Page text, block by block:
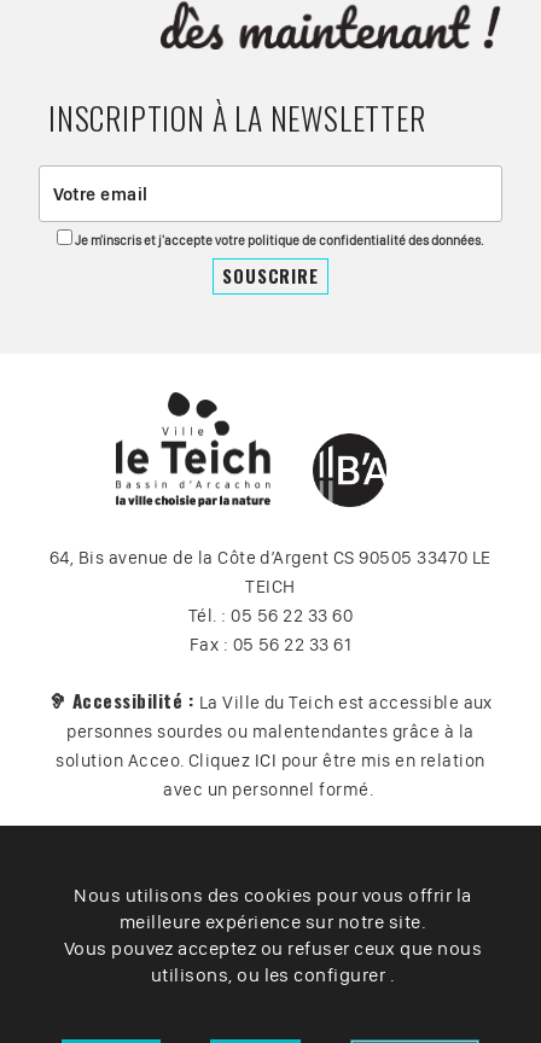
INSCRIPTION À LA NEWSLETTER
Je m'inscris et j'accepte votre politique de confidentialité des données.
64, Bis avenue de la Côte d’Argent CS 90505 33470 LE
TEICH
Tél. : 05 56 22 33 60
Fax : 05 56 22 33 61
🦻 Accessibilité : La Ville du Teich est accessible aux
personnes sourdes ou malentendantes grâce à la
solution Acceo. Cliquez ICI pour être mis en relation
avec un personnel formé.
Plan du site Contact Vos données
Cookies
Accessibilité
Nous utilisons des cookies pour vous offrir la
meilleure expérience sur notre site.
Vous pouvez acceptez ou refuser ceux que nous
utilisons, ou les configurer .